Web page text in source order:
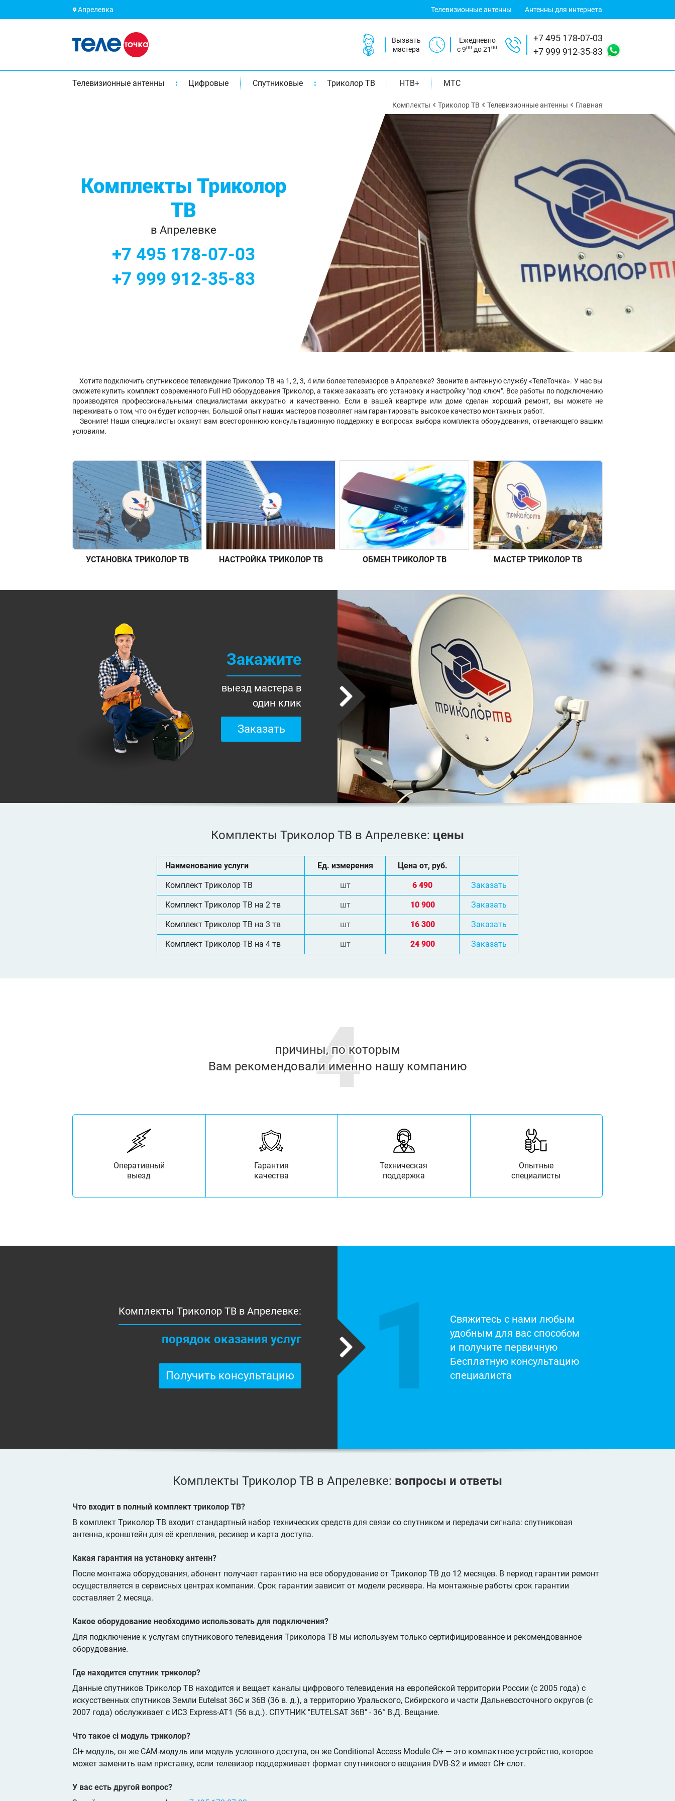
Апрелевка Телевизионные антенны Антенны для интернета
Вызвать
мастера
Ежедневно
с 900 до 21 00
+7 495 178-07-03
+7 999 912-35-83
Телевизионные антенны Цифровые Спутниковые Триколор ТВ НТВ+ МТС
Комплекты Триколор ТВ Телевизионные антенны Главная
Комплекты Триколор
ТВ
в Апрелевке
+7 495 178-07-03
+7 999 912-35-83
Хотите подключить спутниковое телевидение Триколор ТВ на 1, 2, 3, 4 или более телевизоров в Апрелевке? Звоните в антенную службу «ТелеТочка». У нас вы
сможете купить комплект современного Full HD оборудования Триколор, а также заказать его установку и настройку "под ключ". Все работы по подключению
производятся профессиональными специалистами аккуратно и качественно. Если в вашей квартире или доме сделан хороший ремонт, вы можете не
переживать о том, что он будет испорчен. Большой опыт наших мастеров позволяет нам гарантировать высокое качество монтажных работ.
Звоните! Наши специалисты окажут вам всестороннюю консультационную поддержку в вопросах выбора комплекта оборудования, отвечающего вашим
условиям.
УСТАНОВКА ТРИКОЛОР ТВ НАСТРОЙКА ТРИКОЛОР ТВ ОБМЕН ТРИКОЛОР ТВ МАСТЕР ТРИКОЛОР ТВ
Закажите
выезд мастера в
один клик
Заказать
Комплекты Триколор ТВ в Апрелевке: цены
Наименование услуги Ед. измерения Цена от, руб.
Комплект Триколор ТВ шт 6 490 Заказать
Комплект Триколор ТВ на 2 тв шт 10 900 Заказать
Комплект Триколор ТВ на 3 тв шт 16 300 Заказать
Комплект Триколор ТВ на 4 тв шт 24 900 Заказать
4
причины, по которым
Вам рекомендовали именно нашу компанию
Оперативный
выезд
Гарантия
качества
Техническая
поддержка
Опытные
специалисты
Комплекты Триколор ТВ в Апрелевке:
порядок оказания услуг
Получить консультацию 1
Свяжитесь с нами любым
удобным для вас способом
и получите первичную
Бесплатную консультацию
специалиста
Комплекты Триколор ТВ в Апрелевке: вопросы и ответы
Что входит в полный комплект триколор ТВ?
В комплект Триколор ТВ входит стандартный набор технических средств для связи со спутником и передачи сигнала: спутниковая
антенна, кронштейн для её крепления, ресивер и карта доступа.
Какая гарантия на установку антенн?
После монтажа оборудования, абонент получает гарантию на все оборудование от Триколор ТВ до 12 месяцев. В период гарантии ремонт
осуществляется в сервисных центрах компании. Срок гарантии зависит от модели ресивера. На монтажные работы срок гарантии
составляет 2 месяца.
Какое оборудование необходимо использовать для подключения?
Для подключение к услугам спутникового телевидения Триколора ТВ мы используем только сертифицированное и рекомендованное
оборудование.
Где находится спутник триколор?
Данные спутников Триколор ТВ находится и вещает каналы цифрового телевидения на европейской территории России (с 2005 года) с
искусственных спутников Земли Eutelsat 36C и 36B (36 в. д.), а территорию Уральского, Сибирского и части Дальневосточного округов (с
2007 года) обслуживает с ИСЗ Express-AT1 (56 в.д.). СПУТНИК "EUTELSAT 36B" - 36° В.Д. Вещание.
Что такое ci модуль триколор?
CI+ модуль, он же CAM-модуль или модуль условного доступа, он же Conditional Access Module CI+ — это компактное устройство, которое
может заменить вам приставку, если телевизор поддерживает формат спутникового вещания DVB-S2 и имеет CI+ слот.
У вас есть другой вопрос?